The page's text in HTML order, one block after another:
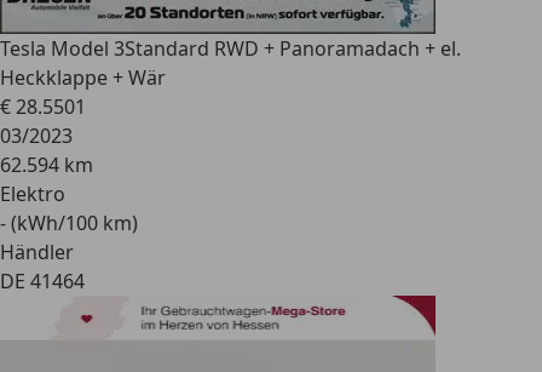
Tesla Model 3Standard RWD + Panoramadach + el.
Heckklappe + Wär
€ 28.5501
03/2023
62.594 km
Elektro
- (kWh/100 km)
Händler
DE 41464